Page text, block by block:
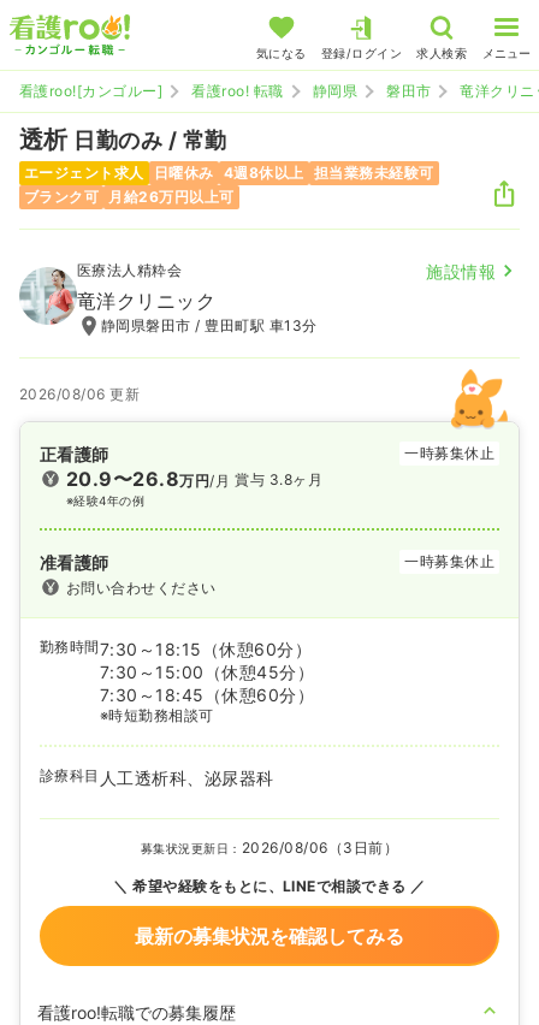
気になる 登録/ログイン 求人検索 メニュー
看護roo![カンゴルー] 看護roo! 転職 静岡県 磐田市 竜洋クリニ
透析日勤のみ / 常勤
エージェント求人 日曜休み 4週8休以上 担当業務未経験可
ブランク可
月給26万円以上可
医療法人精粋会 施設情報
竜洋クリニック
静岡県磐田市 / 豊田町駅 車13分
2026/08/06 更新
正看護師 一時募集休止
20.9〜26.8万円/月
※経験4年の例
賞与 3.8ヶ月
准看護師
一時募集休止
お問い合わせください
勤務時間7:30～18:15
（休憩60分）
7:30～15:00
（休憩45分）
7:30～18:45
（休憩60分）
※時短勤務相談可
診療科目 人工透析科、泌尿器科
募集状況更新日： 2026/08/06（3日前）
希望や経験をもとに、LINEで相談できる
最新の募集状況を確認してみる
看護roo!転職での募集履歴